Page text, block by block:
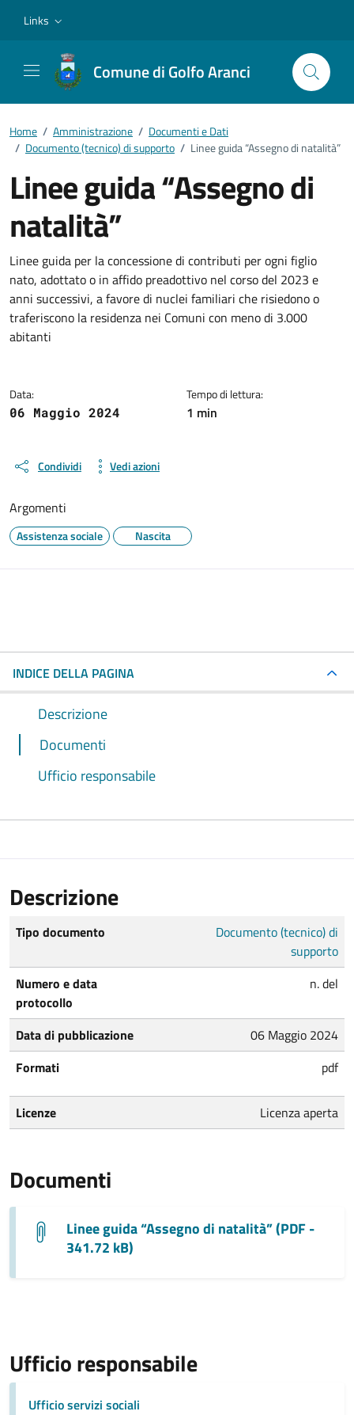
Links
Comune di Golfo Aranci
Home / Amministrazione / Documenti e Dati
/ Documento (tecnico) di supporto / Linee guida “Assegno di natalità”
Linee guida “Assegno di
natalità”
Dettagli del documento
Linee guida per la concessione di contributi per ogni figlio
nato, adottato o in affido preadottivo nel corso del 2023 e
anni successivi, a favore di nuclei familiari che risiedono o
traferiscono la residenza nei Comuni con meno di 3.000
abitanti
Data:
06 Maggio 2024
Tempo di lettura:
1 min
Condividi Vedi azioni
Argomenti
Assistenza sociale Nascita
INDICE DELLA PAGINA
Descrizione
Documenti
Ufficio responsabile
Descrizione
Tipo documento
Documento (tecnico) di
supporto
Numero e data
protocollo
n. del
Data di pubblicazione
06 Maggio 2024
Formati
pdf
Licenze Licenza aperta
Documenti
Linee guida “Assegno di natalità” (PDF -
341.72 kB)
Ufficio responsabile
Ufficio servizi sociali